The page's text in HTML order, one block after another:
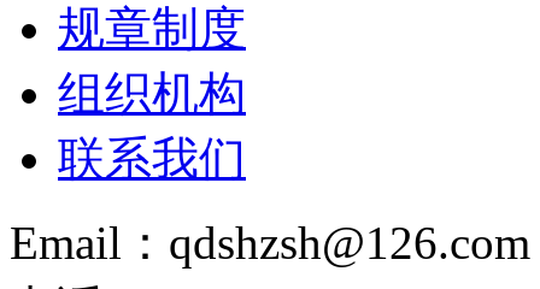
规章制度
组织机构
联系我们
Email：qdshzsh@126.com